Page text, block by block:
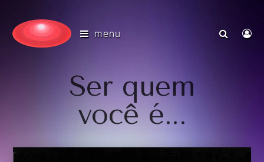
menu
Ser quem
você é...